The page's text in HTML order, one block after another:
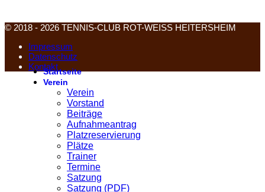
© 2018 - 2026 TENNIS-CLUB ROT-WEISS HEITERSHEIM
Impressum
Datenschutz
KontaktStartseite
Verein
Verein
Vorstand
Beiträge
Aufnahmeantrag
Platzreservierung
Plätze
Trainer
Termine
Satzung
Satzung (PDF)